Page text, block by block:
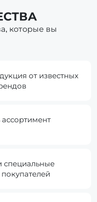
которые вы
от известных
специальные